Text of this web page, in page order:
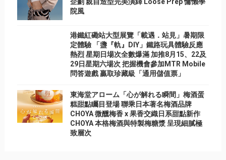
院風
港鐵紅磡站大型展覽「載遇．站見」暑期限
定體驗 「盞『軌』DIY」鐵路玩具體驗反應
熱烈 星期日場次全數爆滿 加推8月15、22及
29日星期六場次 把握機會參加MTR Mobile
問答遊戲 贏取珍藏級「通用儲值票」
東海堂アローム「心が解れる瞬間」梅酒蛋
糕甜點矚目登場 聯乘日本著名梅酒品牌
CHOYA 微醺梅香 x 果香交織日系甜點新作
CHOYA 本格梅酒與特製梅糖漿 呈現細膩極
致層次